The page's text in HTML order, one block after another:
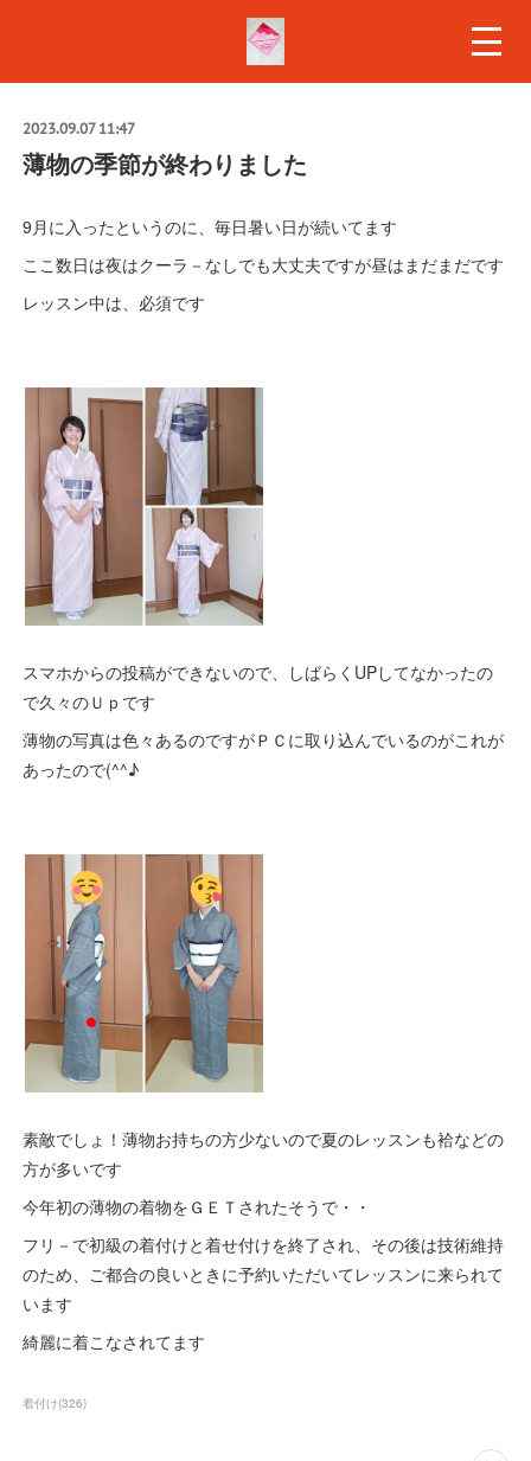
2023.09.07 11:47
薄物の季節が終わりました
9月に入ったというのに、毎日暑い日が続いてます
ここ数日は夜はクーラ－なしでも大丈夫ですが昼はまだまだです
レッスン中は、必須です
スマホからの投稿ができないので、しばらくUPしてなかったの
で久々のＵｐです
薄物の写真は色々あるのですがＰＣに取り込んでいるのがこれが
あったので(^^♪
素敵でしょ！薄物お持ちの方少ないので夏のレッスンも袷などの
方が多いです
今年初の薄物の着物をＧＥＴされたそうで・・
フリ－で初級の着付けと着せ付けを終了され、その後は技術維持
のため、ご都合の良いときに予約いただいてレッスンに来られて
います
綺麗に着こなされてます
着付け(326)